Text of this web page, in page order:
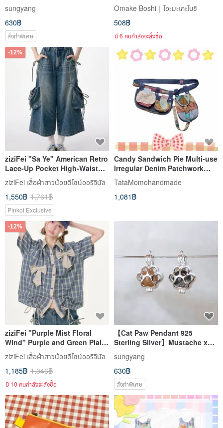
Pendant | Memory Preserved
sungyang
630฿
สั่งทำพิเศษ
Omake Boshi｜โอะมะเกะโบชิ
508฿
มี 6 คนกำลังจะสั่งซื้อ
-12%
ziziFei "Sa Ye" American Retro
Lace-Up Pocket High-Waist
Slimming Cropped Cargo
Wide-Leg Jeans for Women
ziziFei เสื้อผ้าสาวน้อยดีไซน์ออริจินัล
1,550฿ 1,761฿
Pinkoi Exclusive
Candy Sandwich Pie Multi-use
Irregular Denim Patchwork
Crossbody Bag / Waist Bag
TataMomohandmade
1,081฿
-12%
ziziFei "Purple Mist Floral
Wind" Purple and Green Plaid
Bow Tie Drawstring Retro Vibe
Short-Sleeved Shirt for
Women
ziziFei เสื้อผ้าสาวน้อยดีไซน์ออริจินัล
1,185฿ 1,346฿
มี 10 คนกำลังจะสั่งซื้อ
【Cat Paw Pendant 925
Sterling Silver】Mustache x
Pendant | Memory Encased
sungyang
630฿
สั่งทำพิเศษ